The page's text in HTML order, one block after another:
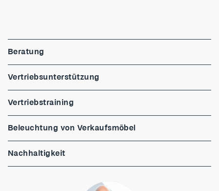
Beratung
Vertriebsunterstützung
Vertriebstraining
Beleuchtung von Verkaufsmöbel
Nachhaltigkeit